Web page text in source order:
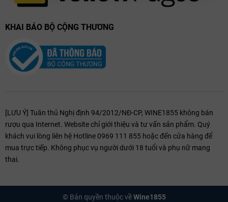
KHAI BÁO BỘ CỘNG THƯƠNG
[LƯU Ý] Tuân thủ Nghị định 94/2012/NĐ-CP, WINE1855 không bán
rượu qua Internet. Website chỉ giới thiệu và tư vấn sản phẩm. Quý
khách vui lòng liên hệ Hotline 0969 111 855 hoặc đến cửa hàng để
mua trực tiếp. Không phục vụ người dưới 18 tuổi và phụ nữ mang
thai.
© Bản quyền thuộc vềWine1855